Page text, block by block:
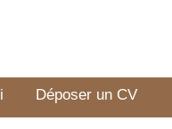
Déposer un CV